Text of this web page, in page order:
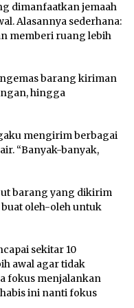
dimanfaatkan jemaah
Alasannya sederhana:
memberi ruang lebih
barang kiriman
hingga
mengirim berbagai
“Banyak-banyak,
barang yang dikirim
oleh-oleh untuk
sekitar 10
awal agar tidak
fokus menjalankan
habis ini nanti fokus